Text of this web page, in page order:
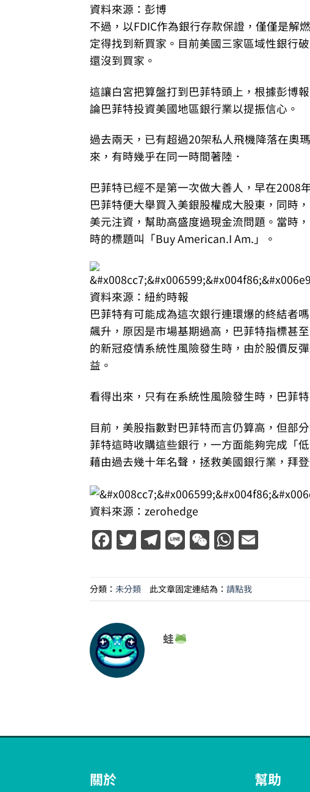
資料來源：彭博
不過，以FDIC作為銀行存款保證，僅僅是解
定得找到新買家。目前美國三家區域性銀行
還沒到買家。
這讓白宮把算盤打到巴菲特頭上，根據彭博
論巴菲特投資美國地區銀行業以提振信心。
過去兩天，已有超過20架私人飛機降落在奧
來，有時幾乎在同一時間著陸．
巴菲特已經不是第一次做大善人，早在2008
巴菲特便大舉買入美銀股權成大股東，同時
美元注資，幫助高盛度過現金流問題。當時
時的標題叫「Buy American.I Am.」。
資料來源：紐約時報
巴菲特有可能成為這次銀行連環爆的終結者
飆升，原因是市場基期過高，巴菲特指標甚
的新冠疫情系統性風險發生時，由於股價反
益。
看得出來，只有在系統性風險發生時，巴菲
目前，美股指數對巴菲特而言仍算高，但部
菲特這時收購這些銀行，一方面能夠完成「
藉由過去幾十年名聲，拯救美國銀行業，拜
資料來源：zerohedge
Facebook
Twitter
Telegram
LineWeChat
分類： 未分類 此文章固定連結為： 請點我
蛙
關於 幫助